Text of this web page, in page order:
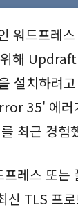
워드프레
해
설치하려
35' 에러
최근 경험
프레스 또는
신 TLS 프